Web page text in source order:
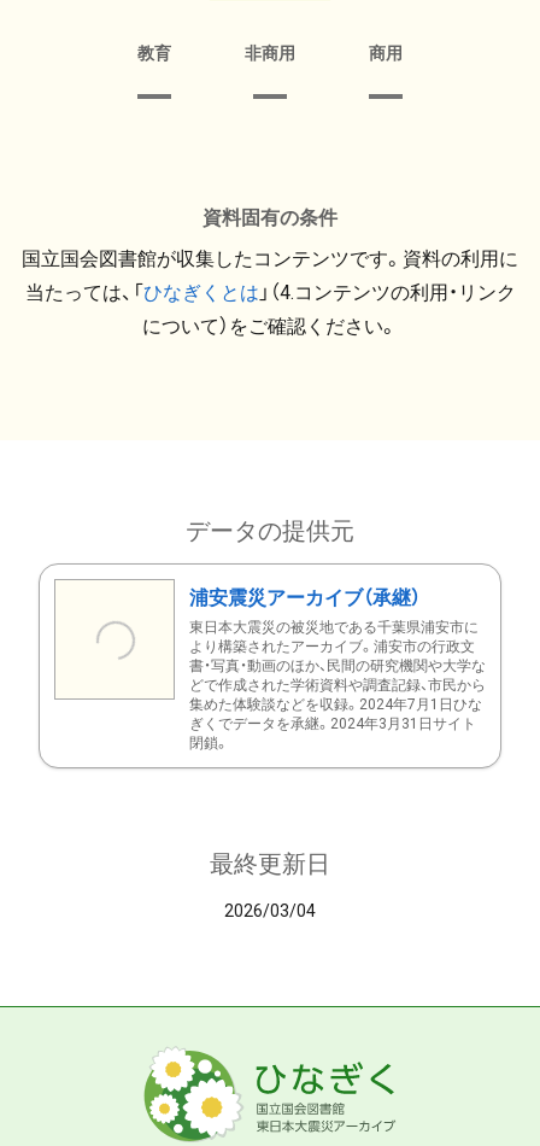
教育 非商用 商用
資料固有の条件
国立国会図書館が収集したコンテンツです。資料の利用に
当たっては、「ひなぎくとは 」（4.コンテンツの利用・リンク
について）をご確認ください。
データの提供元
浦安震災アーカイブ（承継）
東日本大震災の被災地である千葉県浦安市に
より構築されたアーカイブ。浦安市の行政文
書・写真・動画のほか、民間の研究機関や大学な
どで作成された学術資料や調査記録、市民から
集めた体験談などを収録。2024年7月1日ひな
ぎくでデータを承継。2024年3月31日サイト
閉鎖。
最終更新日
2026/03/04